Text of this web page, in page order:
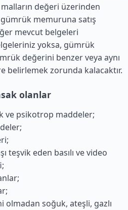
değeri üzerinden
memuruna satış
mevcut belgeleri
yoksa, gümrük
değerini benzer veya aynı
belirlemek zorunda kalacaktır.
olanlar
ve psikotrop maddeler;
teşvik eden basılı ve video
olmadan soğuk, ateşli, gazlı